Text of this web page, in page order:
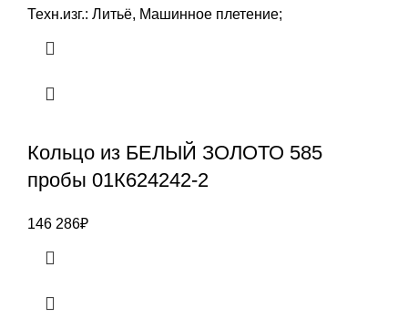
Техн.изг.: Литьё, Машинное плетение;
Кольцо из БЕЛЫЙ ЗОЛОТО 585
пробы 01К624242-2
146 286₽